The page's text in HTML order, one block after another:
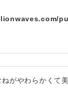
がやわらかくて